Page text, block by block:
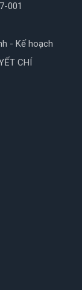
001
- Kế hoạch
CHÍ